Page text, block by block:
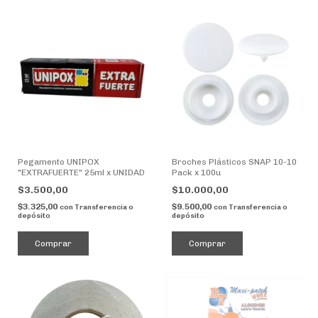
Pegamento UNIPOX
"EXTRAFUERTE" 25ml x UNIDAD
$3.500,00
$3.325,00 con Transferencia o
depósito
Broches Plásticos SNAP 10-10
Pack x 100u
$10.000,00
$9.500,00 con Transferencia o
depósito
Comprar